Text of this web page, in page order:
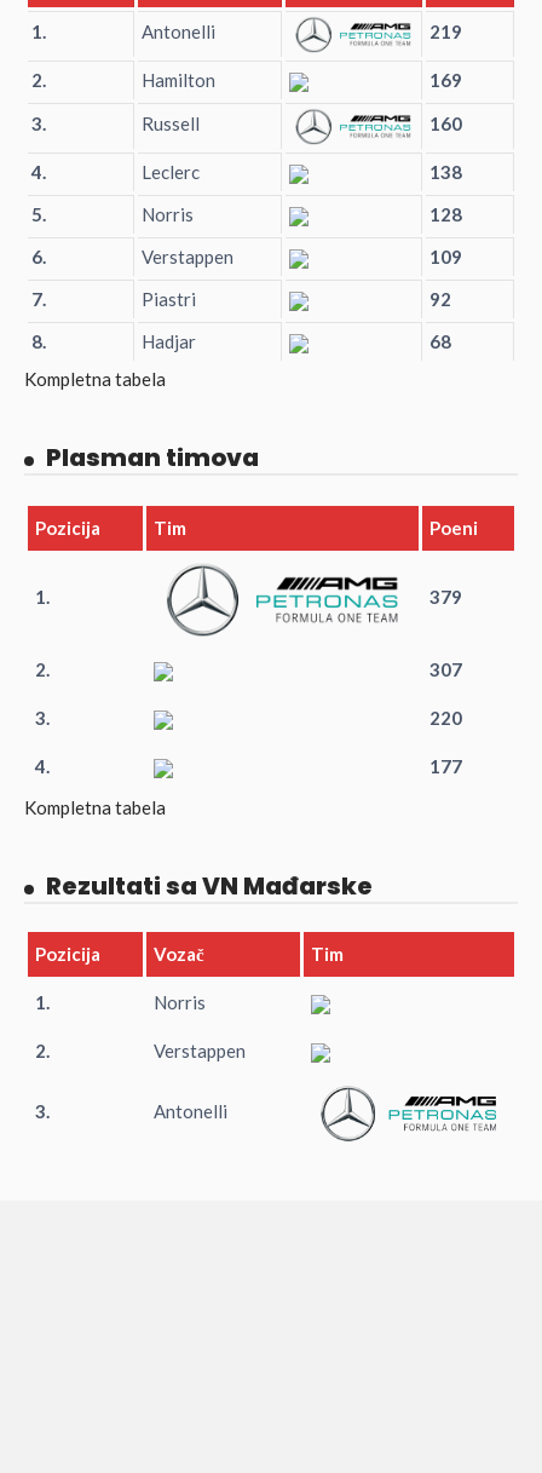
1.
Antonelli 219
2. Hamilton
169
3.
Russell 160
4. Leclerc
138
5.
Norris
128
6.
Verstappen
109
7.
Piastri
92
8.
Hadjar
68
Kompletna tabela
Plasman timova
Pozicija Tim Poeni
1. 379
2. 307
3. 220
4.
177
Kompletna tabela
Rezultati sa VN Mađarske
Pozicija Vozač Tim
1. Norris
2. Verstappen
3. Antonelli